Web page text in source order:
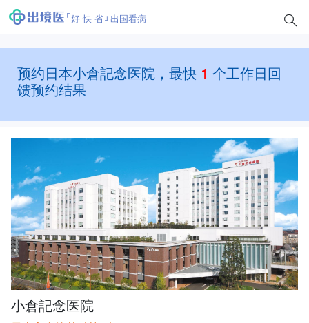
好 快 省 出国看病
预约日本小倉記念医院，最快 1 个工作日回
馈预约结果
小倉記念医院